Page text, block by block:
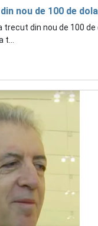
nou de 100 de
trecut din nou de 100 de